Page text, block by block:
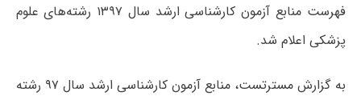
فهرست منابع آزمون کارشناسی ارشد سال ۱۳۹۷ رشته‌های علوم
پزشکی اعلام شد.
به گزارش مسترتست، منابع آزمون کارشناسی ارشد سال ۹۷ رشته